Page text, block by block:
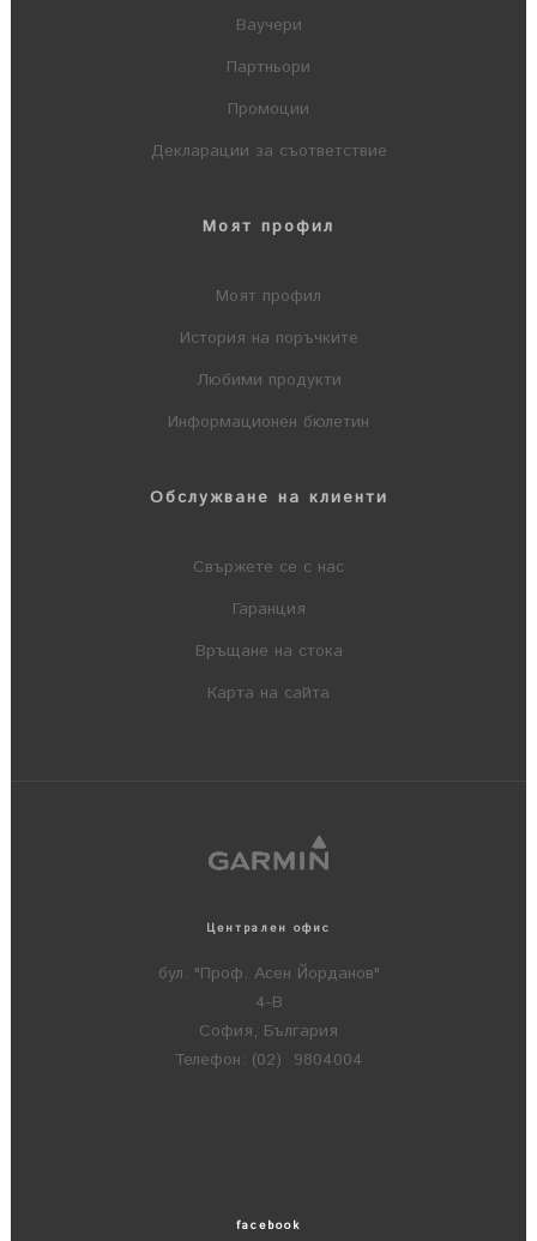
Ваучери
Партньори
Промоции
Декларации за съответствие
Моят профил
Моят профил
История на поръчките
Любими продукти
Информационен бюлетин
Обслужване на клиенти
Свържете се с нас
Гаранция
Връщане на стока
Карта на сайта
Централен офис
бул. "Проф. Асен Йорданов"
4-В
София, България
Телефон: (02) 9804004
facebook